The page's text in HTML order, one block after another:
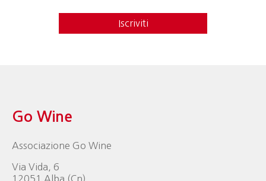
Iscriviti
Go Wine
Associazione Go Wine
Via Vida, 6
12051 Alba (Cn)